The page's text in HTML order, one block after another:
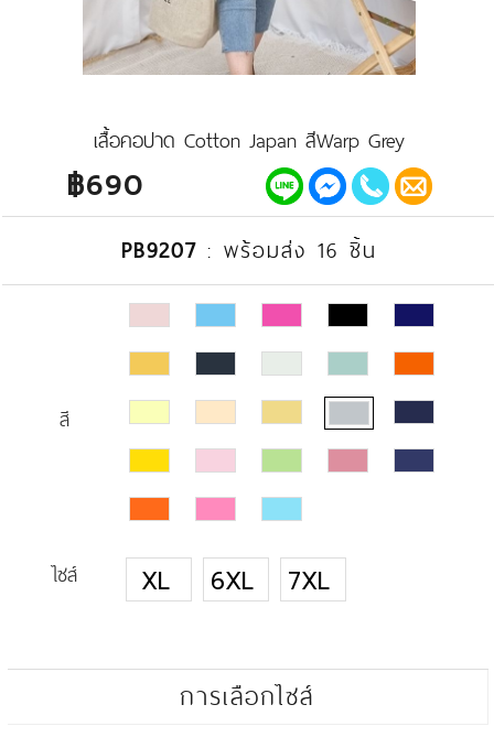
เสื้อคอปาด Cotton Japan สีWarp Grey
฿690
PB9207: พร้อมส่ง 16 ชิ้น
สี
ไซส์ XL 6XL 7XL
การเลือกไซส์